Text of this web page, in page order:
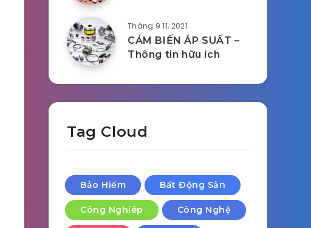
Tháng 9 11, 2021
CẢM BIẾN ÁP SUẤT –
Thông tin hữu ích
Tag Cloud
Bảo Hiểm Bất Động Sản
Công Nghiêp Công Nghệ